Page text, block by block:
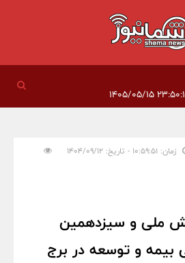
زمان: ۱۰:۵۹:۵۱ - تاریخ: ۱۴۰۴/۰۹/۱۲
ملی و سیزدهمین
بیمه و توسعه در برج